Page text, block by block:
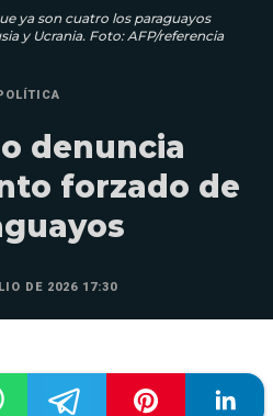
ya son cuatro los paraguayos
y Ucrania. Foto: AFP/referencia
denuncia
forzado de
DE 2026 17:30